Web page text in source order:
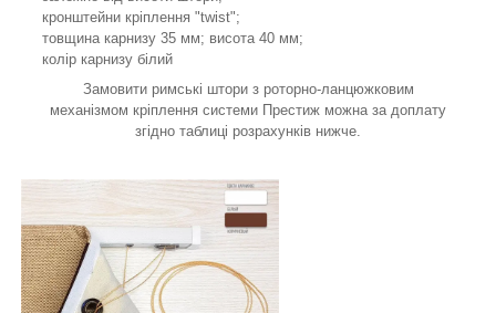
кронштейни кріплення "twist";
товщина карнизу 35 мм; висота 40 мм;
колір карнизу білий
Замовити римські штори з роторно-ланцюжковим
механізмом кріплення системи Престиж можна за доплату
згідно таблиці розрахунків нижче.